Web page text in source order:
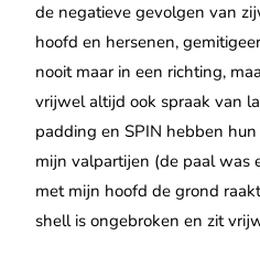
de negatieve gevolgen van
hoofd en hersenen,
nooit maar in een richting,
vrijwel altijd ook spraak van
padding en SPIN hebben
mijn valpartijen (de paal was
met mijn hoofd de grond
shell is ongebroken en zit